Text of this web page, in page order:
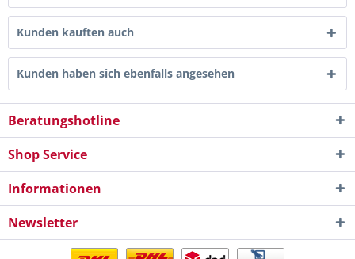
Kunden kauften auch
Kunden haben sich ebenfalls angesehen
Beratungshotline
Shop Service
Informationen
Newsletter